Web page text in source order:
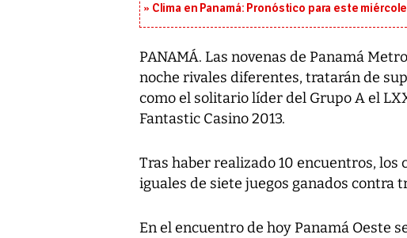
Clima en Panamá: Pronóstico para este
PANAMÁ. Las novenas de Panamá
noche rivales diferentes, tratarán de
como el solitario líder del Grupo A el
Fantastic Casino 2013.
Tras haber realizado 10 encuentros,
iguales de siete juegos ganados contra
En el encuentro de hoy Panamá Oeste